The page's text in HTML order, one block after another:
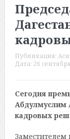
Публикация:
Дата: 26
Сегодня
Абдулмуслим
кадровых
Заместителем